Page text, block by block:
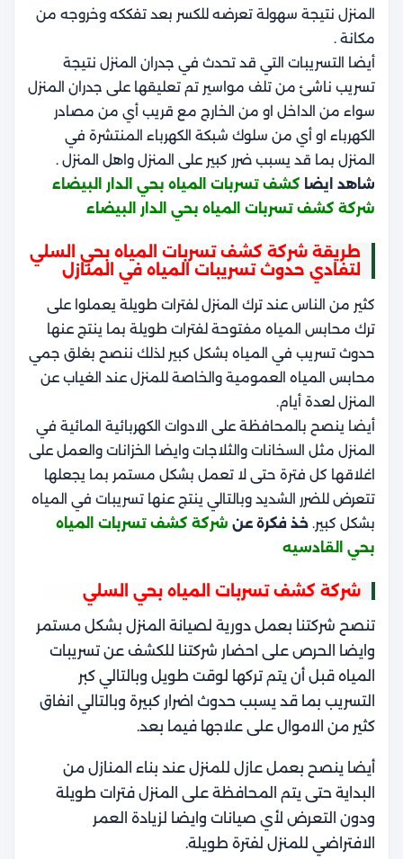
المنزل نتيجة سهولة تعرضه للكسر بعد تفككه وخروجه من
مكانة .
أيضا التسريبات التي قد تحدث في جدران المنزل نتيجة
تسريب ناشئ من تلف مواسير تم تعليقها على جدران المنزل
سواء من الداخل او من الخارج مع قريب أي من مصادر
الكهرباء او أي من سلوك شبكة الكهرباء المنتشرة في
المنزل بما قد يسبب ضرر كبير على المنزل واهل المنزل .
شاهد ايضا كشف تسربات المياه بحي الدار البيضاء
شركة كشف تسربات المياه بحي الدار البيضاء
طريقة شركة كشف تسربات المياه بحي السلي
لتفادي حدوث تسريبات المياه في المنازل
كثير من الناس عند ترك المنزل لفترات طويلة يعملوا على
ترك محابس المياه مفتوحة لفترات طويلة بما ينتج عنها
حدوث تسريب في المياه بشكل كبير لذلك ننصح بغلق جمي
محابس المياه العمومية والخاصة للمنزل عند الغياب عن
المنزل لعدة أيام.
أيضا ينصح بالمحافظة على الادوات الكهربائية المائية في
المنزل مثل السخانات والثلاجات وايضا الخزانات والعمل على
اغلاقها كل فترة حتى لا تعمل بشكل مستمر بما يجعلها
تتعرض للضرر الشديد وبالتالي ينتج عنها تسريبات في المياه
بشكل كبير. خذ فكرة عن شركة كشف تسربات المياه
بحي القادسيه
شركة كشف تسربات المياه بحي السلي
تنصح شركتنا بعمل دورية لصيانة المنزل بشكل مستمر
وايضا الحرص على احضار شركتنا للكشف عن تسريبات
المياه قبل أن يتم تركها لوقت طويل وبالتالي كبر
التسريب بما قد يسبب حدوث اضرار كبيرة وبالتالي انفاق
كثير من الاموال على علاجها فيما بعد.
أيضا ينصح بعمل عازل للمنزل عند بناء المنازل من
البداية حتى يتم المحافظة على المنزل فترات طويلة
ودون التعرض لأي صيانات وايضا لزيادة العمر
الافتراضي للمنزل لفترة طويلة.